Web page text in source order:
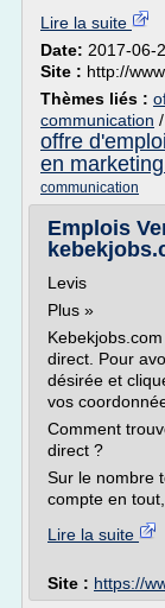
Lire la suite
Date: 2017-06-
Site : http://
Thèmes liés :
communication /
offre
en
communication
Emplois
Levis
Plus »
direct. Pour
désirée et
vos
Comment
direct ?
Sur le nombre
compte en
Lire la suite
Site : https://